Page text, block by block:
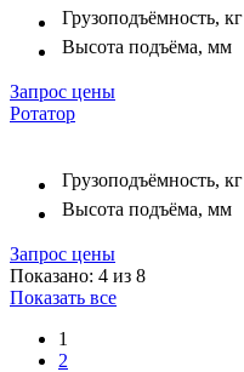
Грузоподъёмность, кг
Высота подъёма, мм
Запрос цены
Ротатор
Грузоподъёмность, кг
Высота подъёма, мм
Запрос цены
Показано: 4 из 8
Показать все
1
2